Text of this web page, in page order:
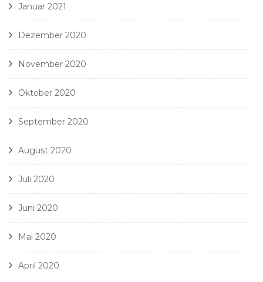
Januar 2021
Dezember 2020
November 2020
Oktober 2020
September 2020
August 2020
Juli 2020
Juni 2020
Mai 2020
April 2020